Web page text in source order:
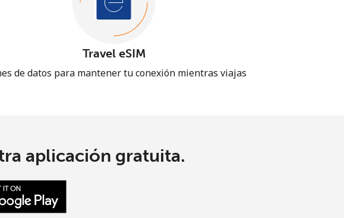
Travel eSIM
de datos para mantener tu conexión mientras viajas
aplicación gratuita.